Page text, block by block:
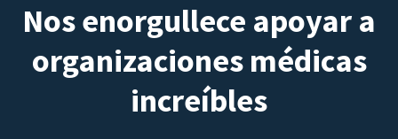
Nos enorgullece apoyar a
organizaciones médicas
increíbles